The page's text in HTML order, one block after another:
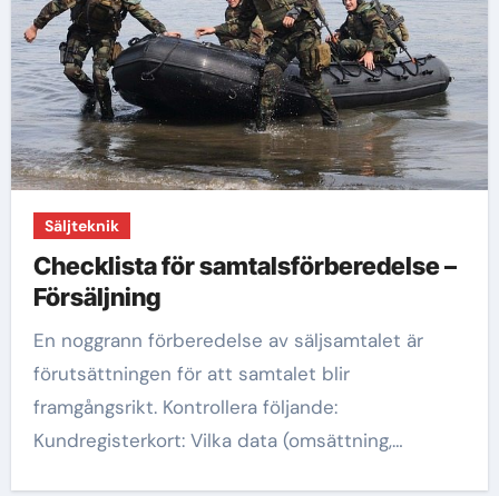
Säljteknik
Checklista för samtalsförberedelse –
Försäljning
En noggrann förberedelse av säljsamtalet är
förutsättningen för att samtalet blir
framgångsrikt. Kontrollera följande:
Kundregisterkort: Vilka data (omsättning,…